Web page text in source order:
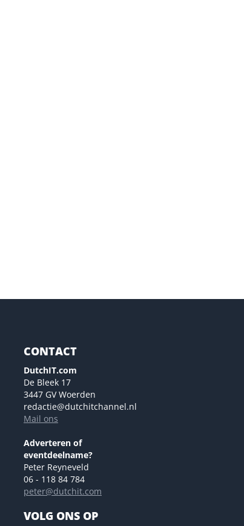
CONTACT
DutchIT.com
De Bleek 17
3447 GV Woerden
redactie@dutchitchannel.nl
Mail ons
Adverteren of
eventdeelname?
Peter Reyneveld
06 - 118 84 784
peter@dutchit.com
VOLG ONS OP